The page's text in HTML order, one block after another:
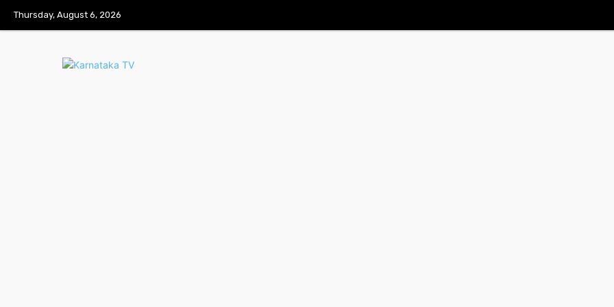
Thursday, August 6, 2026